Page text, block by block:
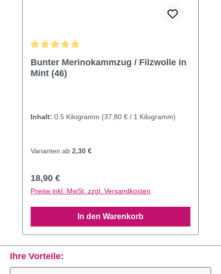
Bunter Merinokammzug / Filzwolle in
Mint (46)
Inhalt: 0.5 Kilogramm (37,80 € / 1 Kilogramm)
Varianten ab 2,30 €
Regulärer Preis:
18,90 €
Preise inkl. MwSt. zzgl. Versandkosten
In den Warenkorb
Ihre Vorteile: